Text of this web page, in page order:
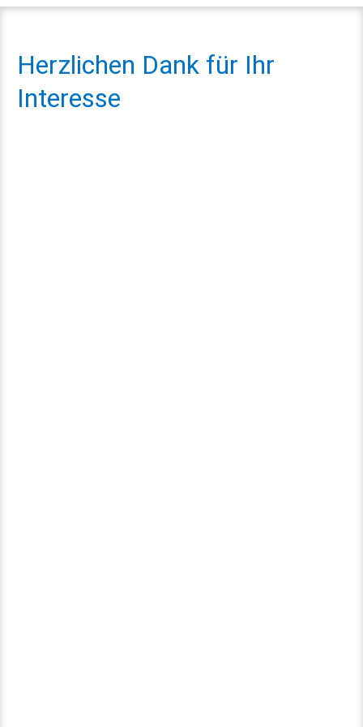
Herzli­chen Dank für Ihr
Interesse